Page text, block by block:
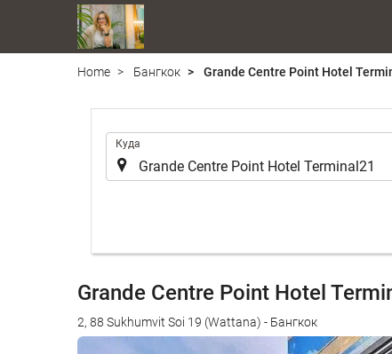
Home Бангкок Grande Centre Point Hotel
Куда
Grande Centre Point Hotel
2, 88 Sukhumvit Soi 19 (Wattana) - Бангкок